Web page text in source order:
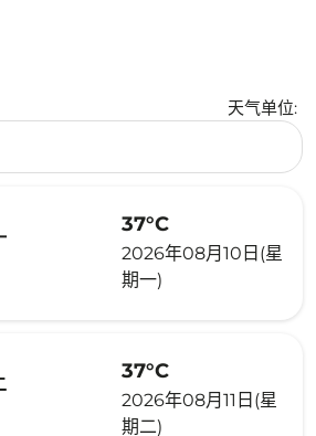
天气单位:
氏度 Selected
37°C
2026年08月10日(星
期一)
37°C
2026年08月11日(星
期二)